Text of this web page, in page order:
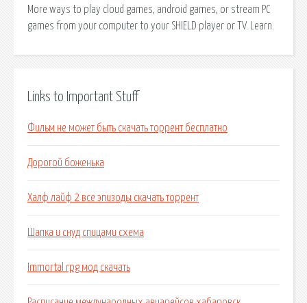
More ways to play cloud games, android games, or stream PC
games from your computer to your SHIELD player or TV. Learn.
Links to Important Stuff
Фильм не может быть скачать торрент бесплатно
Дорогой боженька
Халф лайф 2 все эпизоды скачать торрент
Шапка и снуд спицами схема
Immortal rpg мод скачать